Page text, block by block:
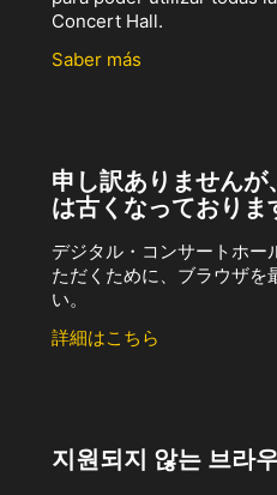
Concert Hall.
Saber más
申し訳ありません
は古くなっておりま
デジタル・コンサートホー
ただくために、ブラウザを
い。
詳細はこちら
지원되지 않는 브라